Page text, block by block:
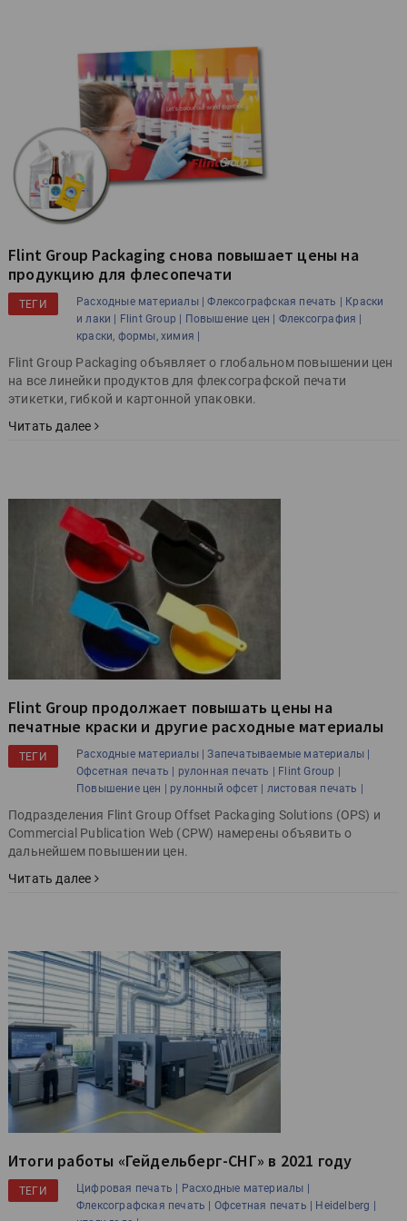
Flint Group Packaging снова повышает цены на
продукцию для флесопечати
ТЕГИ Расходные материалы | Флексографская печать | Краски
и лаки | Flint Group | Повышение цен | Флексография |
краски, формы, химия |
Flint Group Packaging объявляет о глобальном повышении цен
на все линейки продуктов для флексографской печати
этикетки, гибкой и картонной упаковки.
Читать далее
Flint Group продолжает повышать цены на
печатные краски и другие расходные материалы
ТЕГИ Расходные материалы |
Запечатываемые материалы |
Офсетная печать |
рулонная печать |
Flint Group |
Повышение цен |
рулонный офсет | листовая печать |
Подразделения Flint Group Offset Packaging Solutions (OPS) и
Commercial Publication Web (CPW) намерены объявить о
дальнейшем повышении цен.
Читать далее
Итоги работы «Гейдельберг-СНГ» в 2021 году
ТЕГИ Цифровая печать |
Расходные материалы |
Флексографская печать |
Офсетная печать |
Heidelberg |